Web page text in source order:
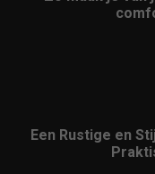
Een Rustige en